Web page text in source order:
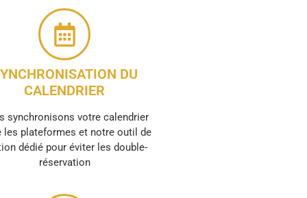
DU
CALENDRIER
synchronisons votre calendrier
les plateformes et notre outil de
dédié pour éviter les double-
réservation